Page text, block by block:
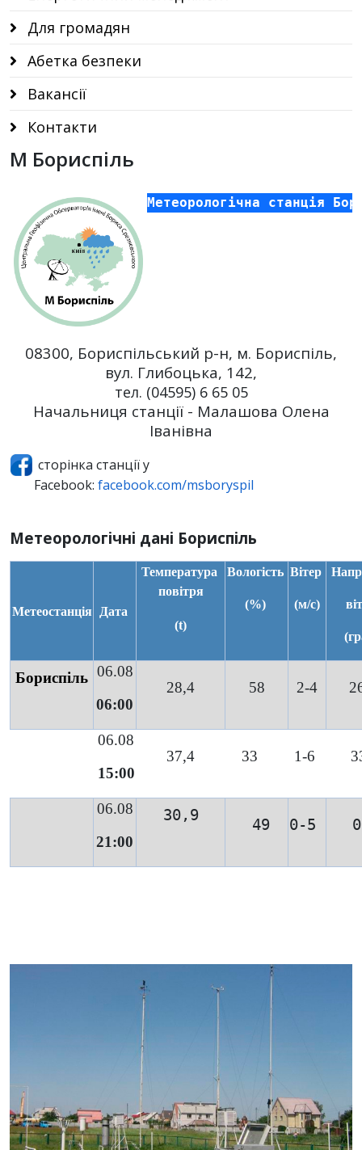
Для громадян
Абетка безпеки
Вакансії
Контакти
М Бориспіль
Метеорологічна станція
08300, Бориспільський р-н, м. Бориспіль,
вул. Глибоцька, 142,
тел. (04595) 6 65 05
Начальниця станції - Малашова Олена
Іванівна
сторінка станції у
Facebook: facebook.com/msboryspil
Метеорологічні дані Бориспіль
Метеостанція Дата
Температура
повітря
(t)
Вологість
(%)
Вітер
(м/с)
Бориспіль 06.08
06:00
28,4 58 2-4
06.08
15:00
37,4 33 1-6
06.08
21:00
30,9
49 0-5